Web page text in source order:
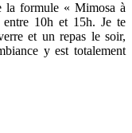
la formule « Mimosa à
10h et 15h. Je te
et un repas le soir,
y est totalement